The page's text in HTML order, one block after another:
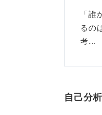
「
るの
考…
自己分